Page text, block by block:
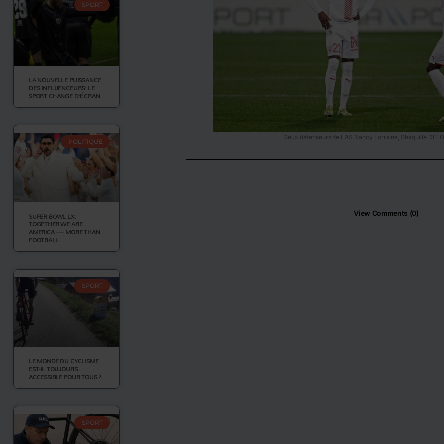
SPORT
LA NOUVELLE PUISSANCE
DES INFLUENCEURS: LE
SPORT CHANGE D’ÉCRAN
POLITIQUE
SUPER BOWL LX:
TOGETHER WE ARE
AMERICA — MORE THAN
FOOTBALL
SPORT
LE MONDE DU CYCLISME
EST-IL TOUJOURS
ACCESSIBLE POUR TOUS ?
SPORT
Deux défenseurs de L’AS Nancy Lorraine, Shaquille
View Comments (0)